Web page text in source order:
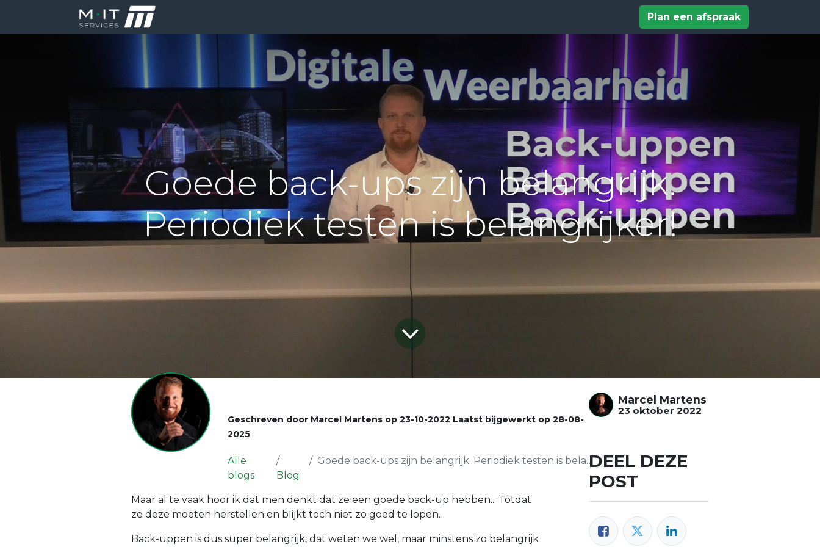
Plan een afspraak
Goede back-ups zijn belangrijk.
Periodiek testen is belangrijker!
Geschreven door Marcel Martens op 23-10-2022 Laatst bijgewerkt op 28-08-
2025
Alle
blogs
Blog
Goede back-ups zijn belangrijk. Periodiek testen is belangrijker!
Maar al te vaak hoor ik dat men denkt dat ze een goede back-up hebben... Totdat
ze deze moeten herstellen en blijkt toch niet zo goed te lopen.
Back-uppen is dus super belangrijk, dat weten we wel, maar minstens zo belangrijk
Marcel Martens
23 oktober 2022
DEEL DEZE
POST